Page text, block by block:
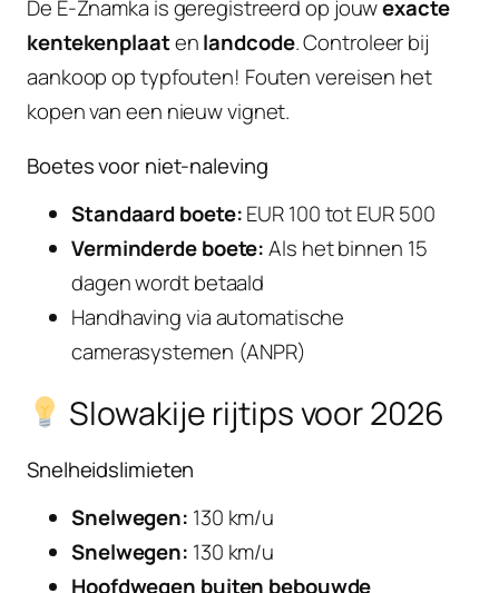
De E-Znamka is geregistreerd op jouwexacte
kentekenplaatenlandcode. Controleer bij
aankoop op typfouten! Fouten vereisen het
kopen van een nieuw vignet.
Boetes voor niet-naleving
Standaard boete:EUR 100 tot EUR 500
Verminderde boete:Als het binnen 15
dagen wordt betaald
Handhaving via automatische
camerasystemen (ANPR)
Slowakije rijtips voor 2026
Snelheidslimieten
Snelwegen: 130 km/u
Snelwegen: 130 km/u
Hoofdwegen buiten bebouwde